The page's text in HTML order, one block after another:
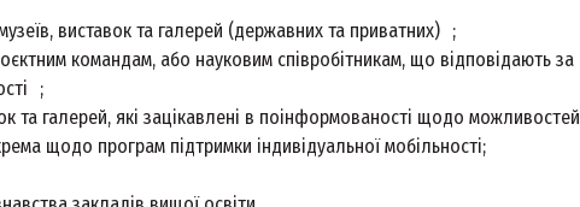
виставок та галерей (державних та приватних) ;
командам, або науковим співробітникам, що відповідають за
;
та галерей, які зацікавлені в поінформованості щодо можливостей
щодо програм підтримки індивідуальної мобільності;